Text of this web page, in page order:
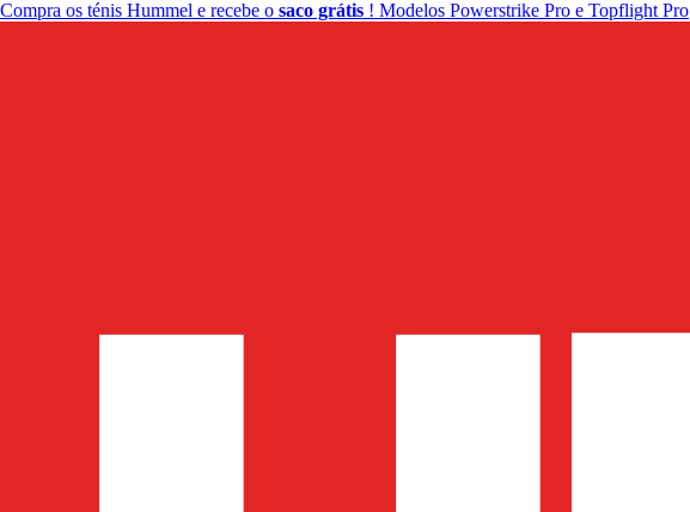
Compra os ténis Hummel e recebe o saco grátis ! Modelos Powerstrike Pro e Topflight Pro